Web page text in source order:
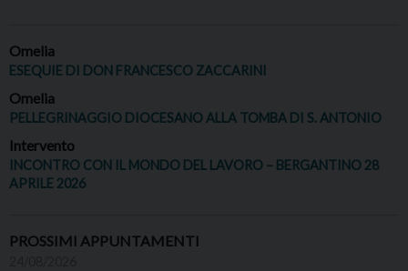
Omelia
ESEQUIE DI DON FRANCESCO ZACCARINI
Omelia
PELLEGRINAGGIO DIOCESANO ALLA TOMBA DI S. ANTONIO
Intervento
INCONTRO CON IL MONDO DEL LAVORO – BERGANTINO 28
APRILE 2026
PROSSIMI APPUNTAMENTI